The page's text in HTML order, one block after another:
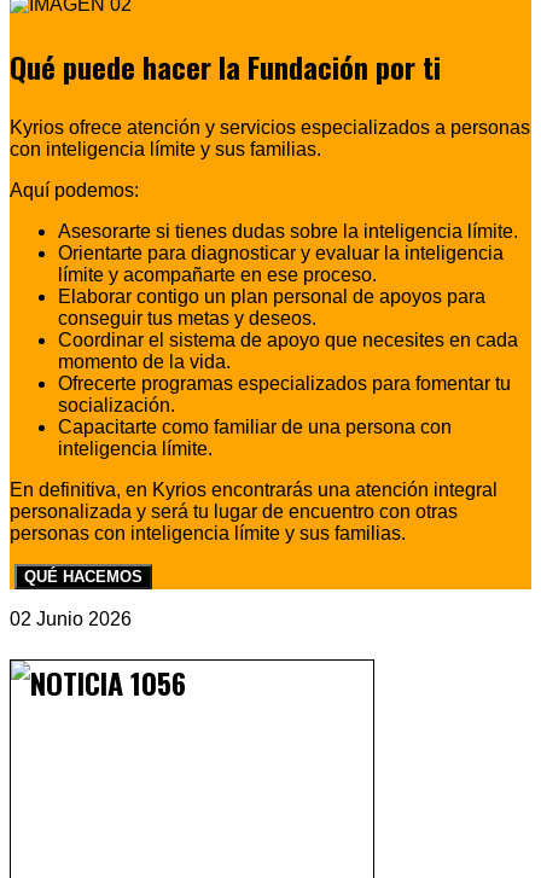
Qué puede hacer la Fundación por ti
Kyrios ofrece atención y servicios especializados a personas
con inteligencia límite y sus familias.
Aquí podemos:
Asesorarte si tienes dudas sobre la inteligencia límite.
Orientarte para diagnosticar y evaluar la inteligencia
límite y acompañarte en ese proceso.
Elaborar contigo un plan personal de apoyos para
conseguir tus metas y deseos.
Coordinar el sistema de apoyo que necesites en cada
momento de la vida.
Ofrecerte programas especializados para fomentar tu
socialización.
Capacitarte como familiar de una persona con
inteligencia límite.
En definitiva, en Kyrios encontrarás una atención integral
personalizada y será tu lugar de encuentro con otras
personas con inteligencia límite y sus familias.
QUÉ HACEMOS
02 Junio 2026